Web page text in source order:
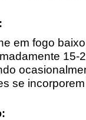
em fogo
15-
se